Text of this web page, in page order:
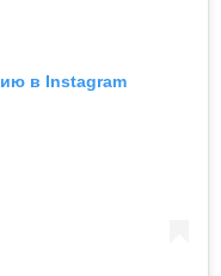
в Instagram